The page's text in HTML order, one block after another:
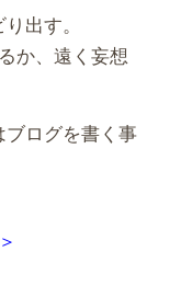
出す。
か、遠く妄想
ログを書く事